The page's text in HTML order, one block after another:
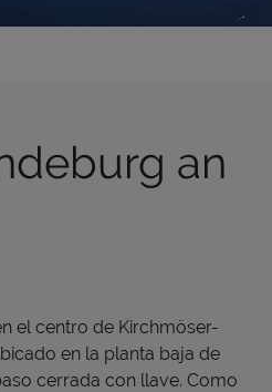
an
el centro de Kirchmöser-
en la planta baja de
cerrada con llave. Como